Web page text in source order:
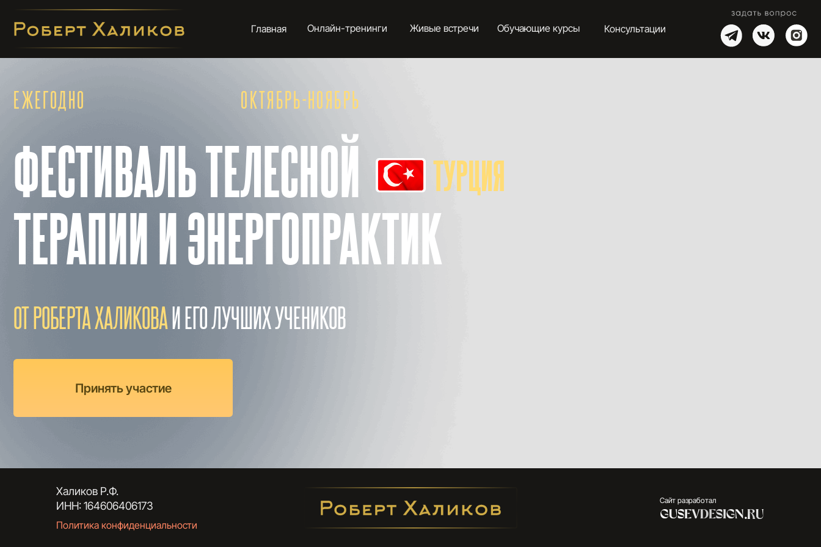
Главная Онлайн-тренинги Живые встречи Обучающие курсы Консультации
ОКТЯБРЬ-НОЯБРЬ
ЕЖЕГОДНО
ТУРЦИЯ
ФЕСТИВАЛЬ ТЕЛЕСНОЙ
ТЕРАПИИ И ЭНЕРГОПРАКТИК
Халиков Р.Ф.
ИНН: 164606406173
Политика конфиденциальности
Сайт разработал